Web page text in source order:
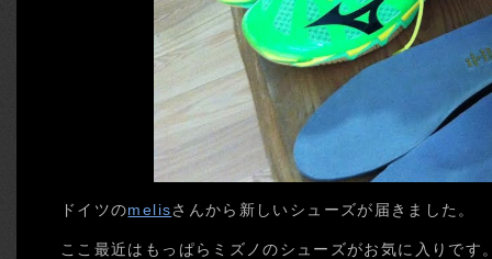
ドイツのmelis さんから新しいシューズが届きました。
ここ最近はもっぱらミズノのシューズがお気に入りです